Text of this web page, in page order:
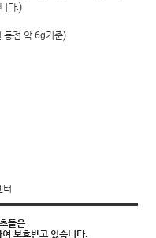
다.)
전 약 6g기준)
터
들은
보호받고 있습니다.